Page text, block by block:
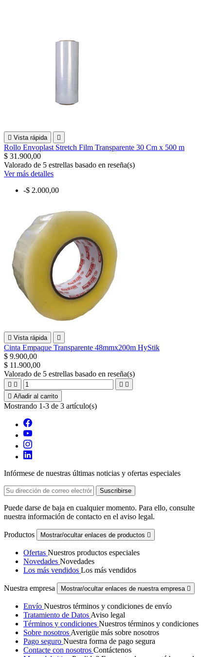
 Vista rápida 
Rollo Envoplast Stretch Film Transparente 30 Cm x 500 m
$ 31.900,00
Valorado de 5 estrellas basado en reseña(s)
Ver más detalles
-$ 2.000,00
 Vista rápida 
Cinta Empaque Transparente 48mmx200m HyStik
$ 9.900,00
$ 11.900,00
Valorado de 5 estrellas basado en reseña(s)
   
 Añadir al carrito
Mostrando 1-3 de 3 artículo(s)
Infórmese de nuestras últimas noticias y ofertas especiales
Puede darse de baja en cualquier momento. Para ello, consulte
nuestra información de contacto en el aviso legal.
Productos Mostrar/ocultar enlaces de productos 
Ofertas Nuestros productos especiales
Novedades Novedades
Los más vendidos Los más vendidos
Nuestra empresa Mostrar/ocultar enlaces de nuestra empresa 
Envío Nuestros términos y condiciones de envío
Tratamiento de Datos Aviso legal
Términos y condiciones Nuestros términos y condiciones
Sobre nosotros Averigüe más sobre nosotros
Pago seguro Nuestra forma de pago segura
Contacte con nosotros Contáctenos